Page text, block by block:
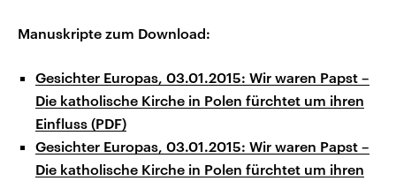
Manuskripte zum Download:
Gesichter Europas, 03.01.2015: Wir waren Papst –
Die katholische Kirche in Polen fürchtet um ihren
Einfluss (PDF)
Gesichter Europas, 03.01.2015: Wir waren Papst –
Die katholische Kirche in Polen fürchtet um ihren